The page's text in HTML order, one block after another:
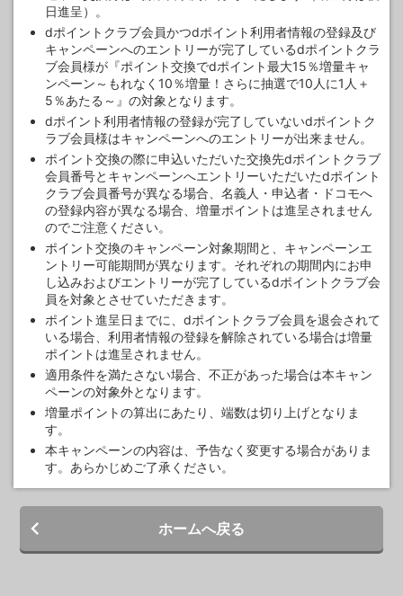
日進呈）。
dポイントクラブ会員かつdポイント利用者情報の登録及び
キャンペーンへのエントリーが完了しているdポイントクラ
ブ会員様が『ポイント交換でdポイント最大15％増量キャ
ンペーン～もれなく10％増量！さらに抽選で10人に1人＋
5％あたる～』の対象となります。
dポイント利用者情報の登録が完了していないdポイントク
ラブ会員様はキャンペーンへのエントリーが出来ません。
ポイント交換の際に申込いただいた交換先dポイントクラブ
会員番号とキャンペーンへエントリーいただいたdポイント
クラブ会員番号が異なる場合、名義人・申込者・ドコモへ
の登録内容が異なる場合、増量ポイントは進呈されません
のでご注意ください。
ポイント交換のキャンペーン対象期間と、キャンペーンエ
ントリー可能期間が異なります。それぞれの期間内にお申
し込みおよびエントリーが完了しているdポイントクラブ会
員を対象とさせていただきます。
ポイント進呈日までに、dポイントクラブ会員を退会されて
いる場合、利用者情報の登録を解除されている場合は増量
ポイントは進呈されません。
適用条件を満たさない場合、不正があった場合は本キャン
ペーンの対象外となります。
増量ポイントの算出にあたり、端数は切り上げとなりま
す。
本キャンペーンの内容は、予告なく変更する場合がありま
す。あらかじめご了承ください。
ホームへ戻る